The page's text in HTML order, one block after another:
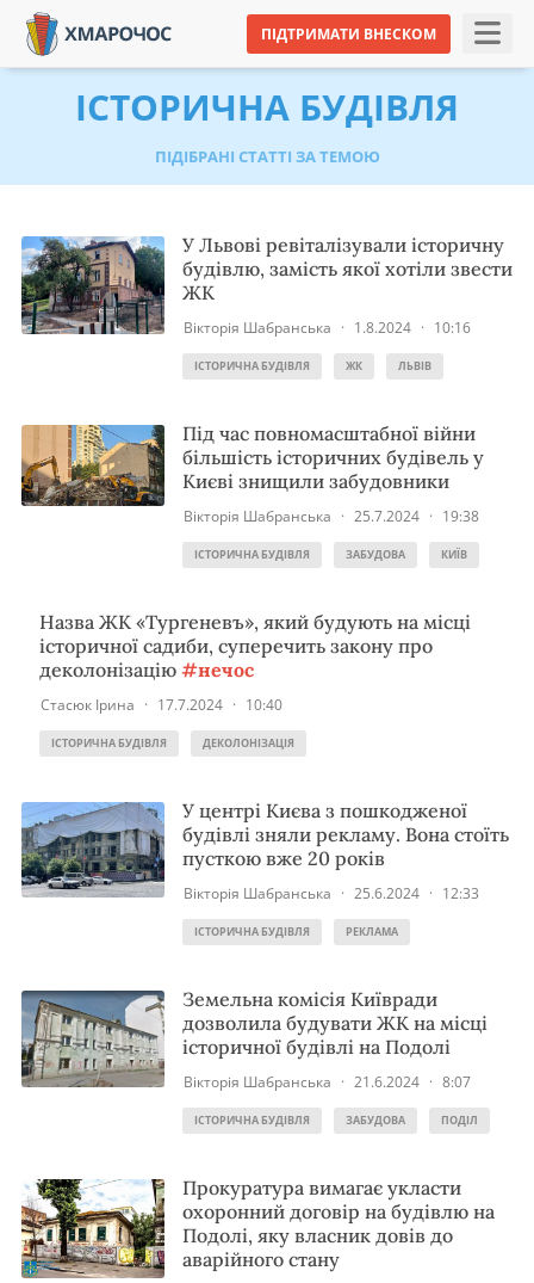
ПІДТРИМАТИ ВНЕСКОМ
ІСТОРИЧНА БУДІВЛЯ
ПІДІБРАНІ СТАТТІ ЗА ТЕМОЮ
У Львові ревіталізували історичну
будівлю, замість якої хотіли звести
ЖК
Вікторія Шабранська · 1.8.2024 · 10:16
ІСТОРИЧНА БУДІВЛЯ ЖК ЛЬВІВ
Під час повномасштабної війни
більшість історичних будівель у
Києві знищили забудовники
Вікторія Шабранська · 25.7.2024 · 19:38
ІСТОРИЧНА БУДІВЛЯ ЗАБУДОВА КИЇВ
Назва ЖК «Тургеневъ», який будують на місці
історичної садиби, суперечить закону про
деколонізацію #нечос
Стасюк Ірина · 17.7.2024 · 10:40
ІСТОРИЧНА БУДІВЛЯ ДЕКОЛОНІЗАЦІЯ
У центрі Києва з пошкодженої
будівлі зняли рекламу. Вона стоїть
пусткою вже 20 років
Вікторія Шабранська · 25.6.2024 · 12:33
ІСТОРИЧНА БУДІВЛЯ РЕКЛАМА
Земельна комісія Київради
дозволила будувати ЖК на місці
історичної будівлі на Подолі
Вікторія Шабранська · 21.6.2024 · 8:07
ІСТОРИЧНА БУДІВЛЯ ЗАБУДОВА ПОДІЛ
Прокуратура вимагає укласти
охоронний договір на будівлю на
Подолі, яку власник довів до
аварійного стану